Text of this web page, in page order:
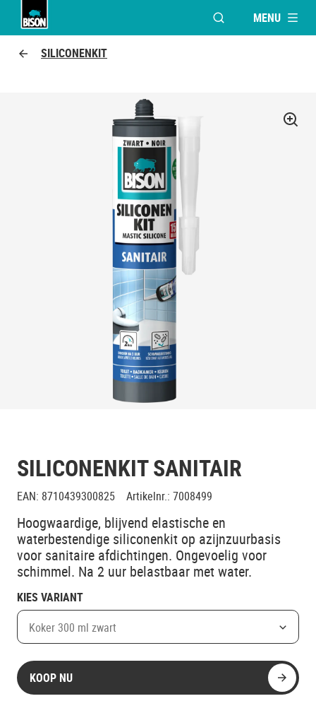
VENSTER OPENEN
MENU
SILICONENKIT
SILICONENKIT SANITAIR
EAN: 8710439300825 Artikelnr.: 7008499
Hoogwaardige, blijvend elastische en
waterbestendige siliconenkit op azijnzuurbasis
voor sanitaire afdichtingen. Ongevoelig voor
schimmel. Na 2 uur belastbaar met water.
KIES VARIANT
Koker 300 ml zwart
KOOP NU